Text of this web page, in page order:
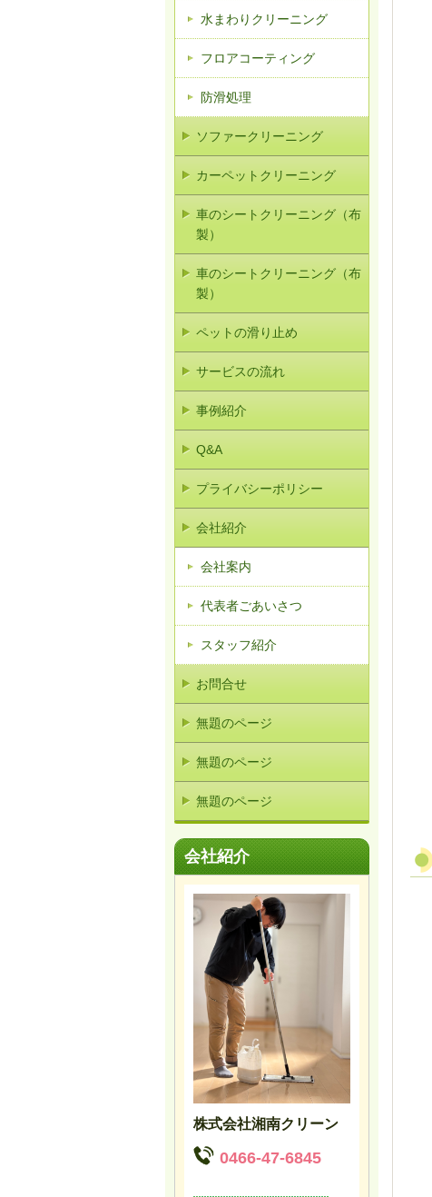
水まわりクリーニング
フロアコーティング
防滑処理
ソファークリーニング
カーペットクリーニング
車のシートクリーニング（布
製）
車のシートクリーニング（布
製）
ペットの滑り止め
サービスの流れ
事例紹介
Q&A
プライバシーポリシー
会社紹介
会社案内
代表者ごあいさつ
スタッフ紹介
お問合せ
無題のページ
無題のページ
無題のページ
会社紹介
株式会社湘南クリーン
0466-47-6845